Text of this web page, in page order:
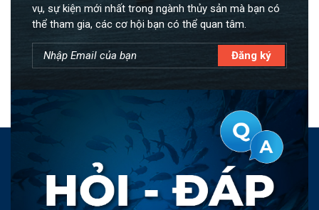
vụ, sự kiện mới nhất trong ngành thủy sản mà bạn có
thể tham gia, các cơ hội bạn có thể quan tâm.